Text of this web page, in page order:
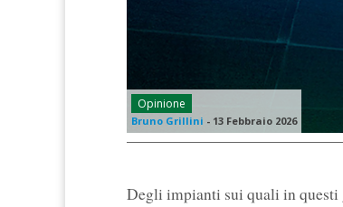
Opinione
Bruno Grillini - 13 Febbraio 2026
Degli impianti sui quali in